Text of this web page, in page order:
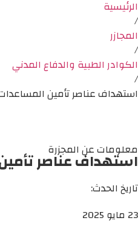
الرئيسية
/
المجازر
/
الكوادر الطبية والدفاع المدني
/
استهداف عناصر تأمين
معلومات عن المجزرة
استهداف عناصر
تاريخ الحدث:
23 مايو 2025